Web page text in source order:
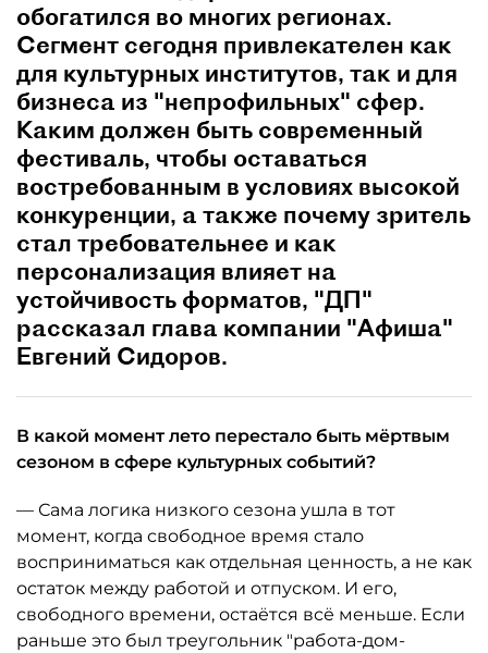
обогатился во многих регионах.
Сегмент сегодня привлекателен как
для культурных институтов, так и для
бизнеса из "непрофильных" сфер.
Каким должен быть современный
фестиваль, чтобы оставаться
востребованным в условиях высокой
конкуренции, а также почему зритель
стал требовательнее и как
персонализация влияет на
устойчивость форматов, "ДП"
рассказал глава компании "Афиша"
Евгений Сидоров.
В какой момент лето перестало быть мёртвым
сезоном в сфере культурных событий?
— Сама логика низкого сезона ушла в тот
момент, когда свободное время стало
восприниматься как отдельная ценность, а не как
остаток между работой и отпуском. И его,
свободного времени, остаётся всё меньше. Если
раньше это был треугольник "работа-дом-